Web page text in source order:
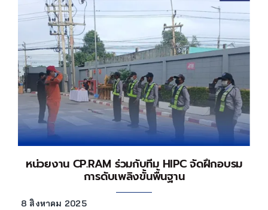
หน่วยงาน CP.RAM ร่วมกับทีม HIPC จัดฝึกอบรม
การดับเพลิงขั้นพื้นฐาน
8 สิงหาคม 2025